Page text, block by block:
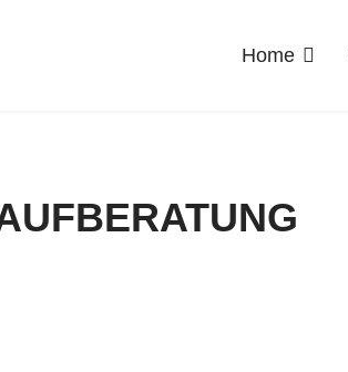
Home